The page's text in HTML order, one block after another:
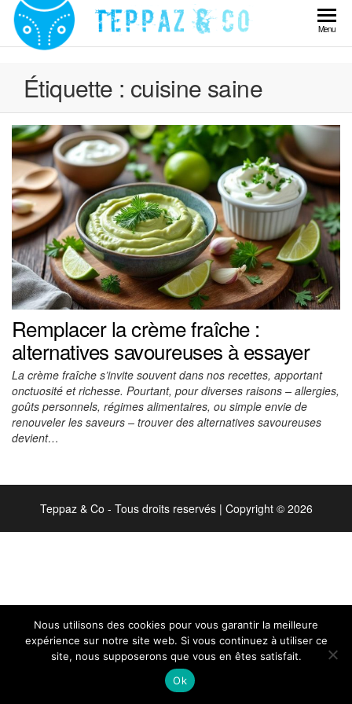
Skip
content
Teppaz
Menu
Étiquette : cuisine saine
Remplacer la crème fraîche :
alternatives savoureuses à essayer
La crème fraîche s’invite souvent dans nos recettes, apportant
onctuosité et richesse. Pourtant, pour diverses raisons – allergies,
goûts personnels, régimes alimentaires, ou simple envie de
renouveler les saveurs – trouver des alternatives savoureuses
devient…
Teppaz & Co - Tous droits reservés | Copyright © 2026
Nous utilisons des cookies pour vous garantir la meilleure
expérience sur notre site web. Si vous continuez à utiliser ce
site, nous supposerons que vous en êtes satisfait.
Ok